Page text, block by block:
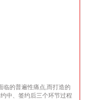
临的普遍性痛点,而打造的
中、签约后三个环节过程